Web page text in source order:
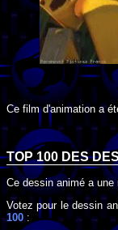
Ce film d'animation a
TOP 100 DES
Ce dessin animé a
Votez pour le dessin
100: